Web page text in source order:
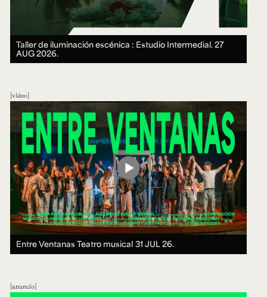
Taller de iluminación escénica : Estudio Intermedial.27
AUG 2026.
video
Entre Ventanas Teatro musical 31 JUL 26.
anuncio